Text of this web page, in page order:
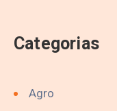
Categorias
Agro